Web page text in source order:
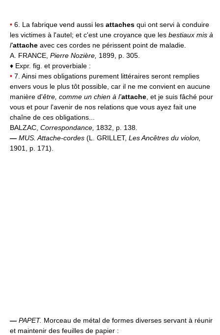
• 6. La fabrique vend aussi les attaches qui ont servi à conduire
les victimes à l'autel; et c'est une croyance que les bestiaux mis à
l'attache avec ces cordes ne périssent point de maladie.
A. FRANCE, Pierre Nozière, 1899, p. 305.
♦ Expr. fig. et proverbiale :
• 7. Ainsi mes obligations purement littéraires seront remplies
envers vous le plus tôt possible, car il ne me convient en aucune
manière d'être, comme un chien à l'attache , et je suis fâché pour
vous et pour l'avenir de nos relations que vous ayez fait une
chaîne de ces obligations...
BALZAC, Correspondance, 1832, p. 138.
— MUS. Attache-cordes (L. GRILLET, Les Ancêtres du violon,
1901, p. 171).
— PAPET. Morceau de métal de formes diverses servant à réunir
et maintenir des feuilles de papier :